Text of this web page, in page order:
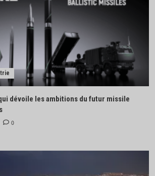
dévoile les ambitions du futur missile
0